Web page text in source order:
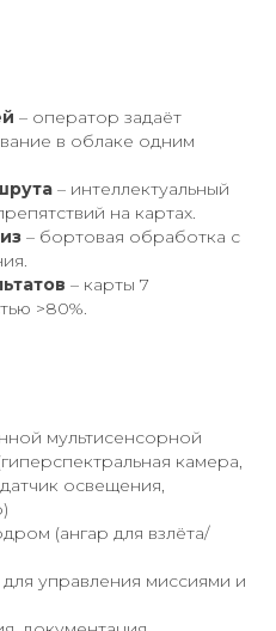
– оператор задаёт
в облаке одним
– интеллектуальный
на картах.
– бортовая обработка с
– карты 7
>80%.
мультисенсорной
камера,
освещения,
(ангар для взлёта/
управления миссиями и